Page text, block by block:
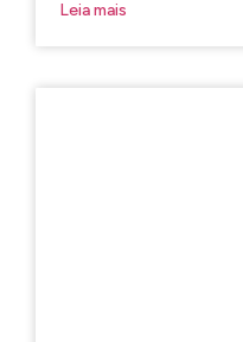
Leia mais